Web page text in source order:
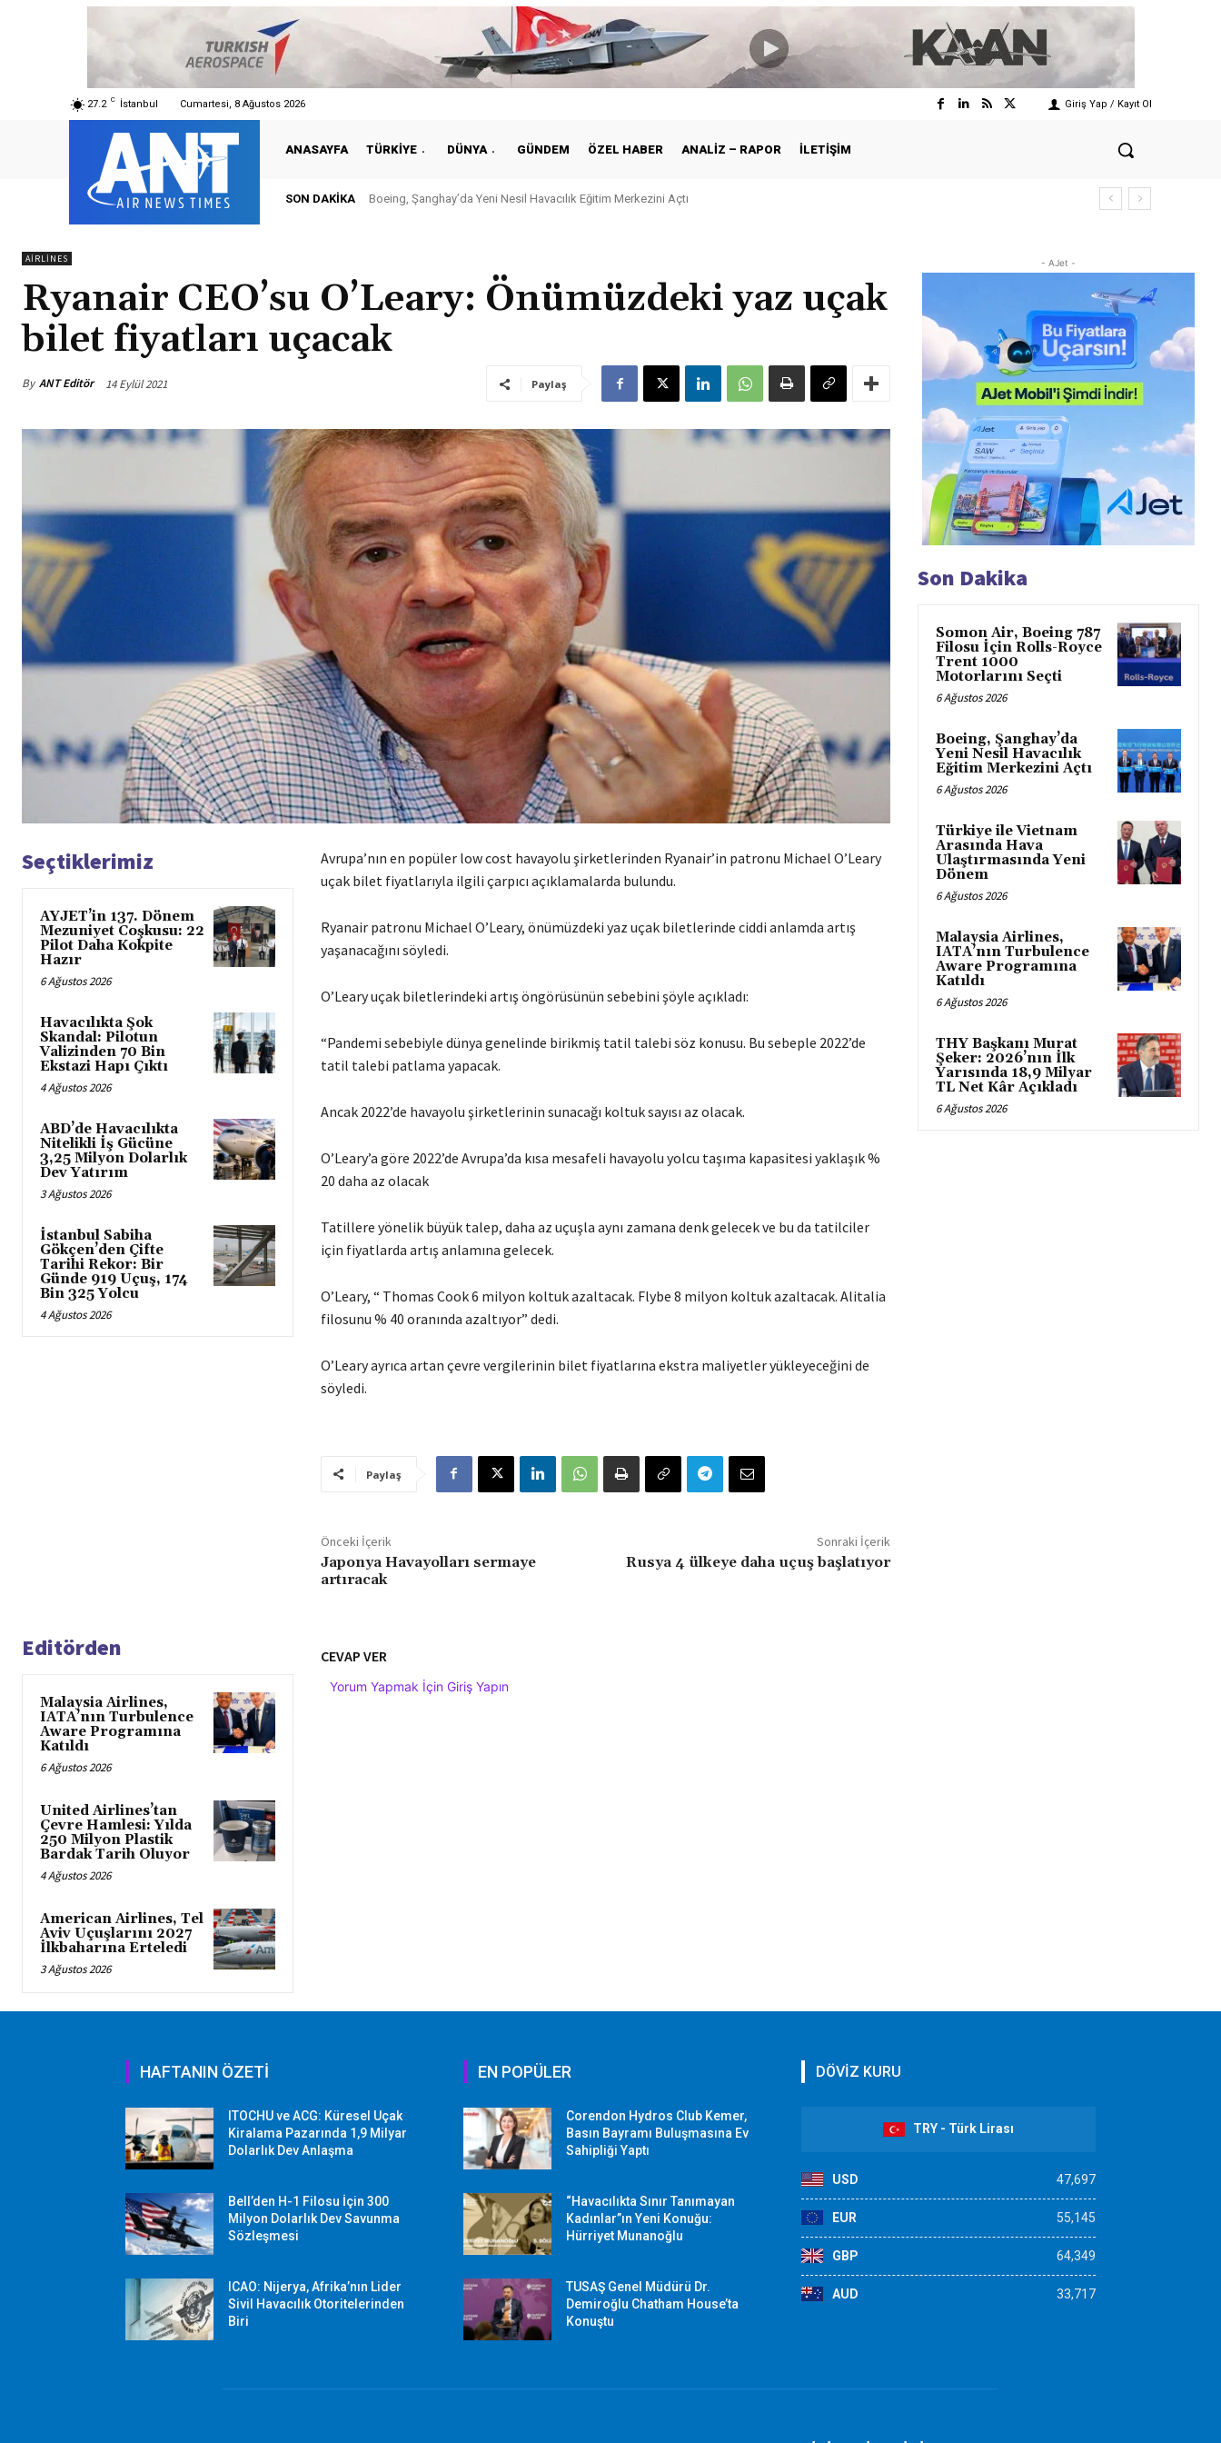
27.2 C İstanbul Cumartesi, 8 Ağustos 2026 Giriş Yap / Kayıt Ol
ANASAYFA TÜRKIYE DÜNYA GÜNDEM ÖZEL HABER ANALIZ – RAPOR İLETIŞIM
SON DAKIKA Boeing, Şanghay’da Yeni Nesil Havacılık Eğitim Merkezini Açtı
Türkiye ile Vietnam Arasında Hava Ulaştırmasında Yeni Dönem
AIRLINES
Ryanair CEO’su O’Leary: Önümüzdeki yaz uçak
bilet fiyatları uçacak
By ANT Editör 14 Eylül 2021 Paylaş
Seçtiklerimiz
AYJET’in 137. Dönem
Mezuniyet Coşkusu: 22
Pilot Daha Kokpite
Hazır
6 Ağustos 2026
Havacılıkta Şok
Skandal: Pilotun
Valizinden 70 Bin
Ekstazi Hapı Çıktı
4 Ağustos 2026
ABD’de Havacılıkta
Nitelikli İş Gücüne
3,25 Milyon Dolarlık
Dev Yatırım
3 Ağustos 2026
İstanbul Sabiha
Gökçen’den Çifte
Tarihi Rekor: Bir
Günde 919 Uçuş, 174
Bin 325 Yolcu
4 Ağustos 2026
Avrupa’nın en popüler low cost havayolu şirketlerinden Ryanair’in patronu Michael O’Leary
uçak bilet fiyatlarıyla ilgili çarpıcı açıklamalarda bulundu.
Ryanair patronu Michael O’Leary, önümüzdeki yaz uçak biletlerinde ciddi anlamda artış
yaşanacağını söyledi.
O’Leary uçak biletlerindeki artış öngörüsünün sebebini şöyle açıkladı:
“Pandemi sebebiyle dünya genelinde birikmiş tatil talebi söz konusu. Bu sebeple 2022’de
tatil talebi patlama yapacak.
Ancak 2022’de havayolu şirketlerinin sunacağı koltuk sayısı az olacak.
O’Leary’a göre 2022’de Avrupa’da kısa mesafeli havayolu yolcu taşıma kapasitesi yaklaşık %
20 daha az olacak
Tatillere yönelik büyük talep, daha az uçuşla aynı zamana denk gelecek ve bu da tatilciler
için fiyatlarda artış anlamına gelecek.
O’Leary, “ Thomas Cook 6 milyon koltuk azaltacak. Flybe 8 milyon koltuk azaltacak. Alitalia
filosunu % 40 oranında azaltıyor” dedi.
O’Leary ayrıca artan çevre vergilerinin bilet fiyatlarına ekstra maliyetler yükleyeceğini de
söyledi.
Paylaş
Önceki İçerik
Japonya Havayolları sermaye
artıracak
Sonraki İçerik
Rusya 4 ülkeye daha uçuş başlatıyor
Editörden
Malaysia Airlines,
IATA’nın Turbulence
Aware Programına
Katıldı
6 Ağustos 2026
United Airlines’tan
Çevre Hamlesi: Yılda
250 Milyon Plastik
Bardak Tarih Oluyor
4 Ağustos 2026
American Airlines, Tel
Aviv Uçuşlarını 2027
İlkbaharına Erteledi
3 Ağustos 2026
CEVAP VER
Yorum Yapmak İçin Giriş Yapın
- AJet -
Son Dakika
Somon Air, Boeing 787
Filosu İçin Rolls-Royce
Trent 1000
Motorlarını Seçti
6 Ağustos 2026
Boeing, Şanghay’da
Yeni Nesil Havacılık
Eğitim Merkezini Açtı
6 Ağustos 2026
Türkiye ile Vietnam
Arasında Hava
Ulaştırmasında Yeni
Dönem
6 Ağustos 2026
Malaysia Airlines,
IATA’nın Turbulence
Aware Programına
Katıldı
6 Ağustos 2026
THY Başkanı Murat
Şeker: 2026’nın İlk
Yarısında 18,9 Milyar
TL Net Kâr Açıkladı
6 Ağustos 2026
HAFTANIN ÖZETİ
ITOCHU ve ACG: Küresel Uçak
Kiralama Pazarında 1,9 Milyar
Dolarlık Dev Anlaşma
Bell’den H-1 Filosu İçin 300
Milyon Dolarlık Dev Savunma
Sözleşmesi
ICAO: Nijerya, Afrika’nın Lider
Sivil Havacılık Otoritelerinden
Biri
EN POPÜLER
Corendon Hydros Club Kemer,
Basın Bayramı Buluşmasına Ev
Sahipliği Yaptı
“Havacılıkta Sınır Tanımayan
Kadınlar”ın Yeni Konuğu:
Hürriyet Munanoğlu
TUSAŞ Genel Müdürü Dr.
Demiroğlu Chatham House’ta
Konuştu
DÖVİZ KURU
TRY - Türk Lirası
USD 47,697
EUR 55,145
GBP 64,349
AUD 33,717